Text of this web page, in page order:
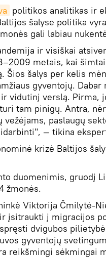
politikos analitikas ir
šalyse politika
gali labiau
ir visiškai
metais, kai
Šios šalys per kelis
gyventojų.
vidutinį verslą. Pirma,
tam pinigų. Antra,
paslaugų
— tikina
krizė Baltijos
duomenimis, gruodį
žmonės.
Viktorija Čmilytė-
įsitraukti į migracijos
dvigubos
gyventojų
reikšmingi sėkmingai